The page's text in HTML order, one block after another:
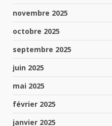
novembre 2025
octobre 2025
septembre 2025
juin 2025
mai 2025
février 2025
janvier 2025